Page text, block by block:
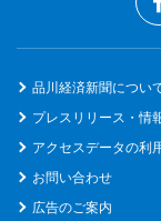
品川経済新聞につい
プレスリリース・情
アクセスデータの利
お問い合わせ
広告のご案内